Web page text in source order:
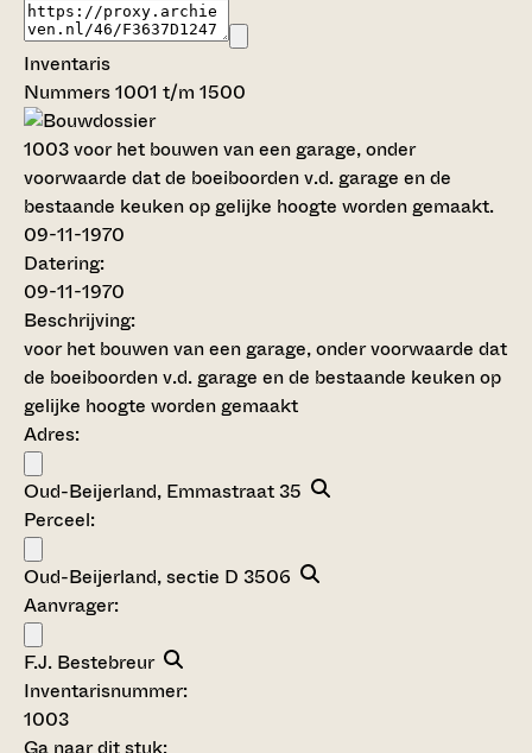
Inventaris
Nummers 1001 t/m 1500
1003voor het bouwen van een garage, onder
voorwaarde dat de boeiboorden v.d. garage en de
bestaande keuken op gelijke hoogte worden gemaakt.
09-11-1970
Datering:
09-11-1970
Beschrijving:
voor het bouwen van een garage, onder voorwaarde dat
de boeiboorden v.d. garage en de bestaande keuken op
gelijke hoogte worden gemaakt
Adres:
Oud-Beijerland, Emmastraat 35
Perceel:
Oud-Beijerland, sectie D 3506
Aanvrager:
F.J. Bestebreur
Inventarisnummer:
1003